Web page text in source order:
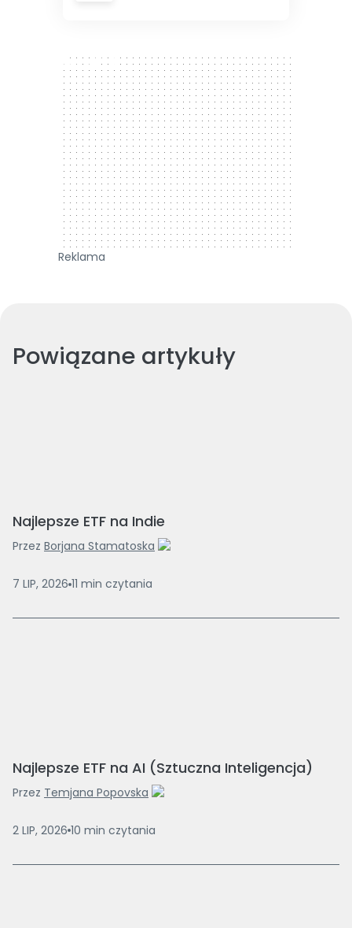
300 x 250
Reklama
Powiązane artykuły
Najlepsze ETF na Indie
Przez Borjana Stamatoska
7 LIP, 2026 11 min czytania
Najlepsze ETF na AI (Sztuczna Inteligencja)
Przez Temjana Popovska
2 LIP, 2026 10 min czytania